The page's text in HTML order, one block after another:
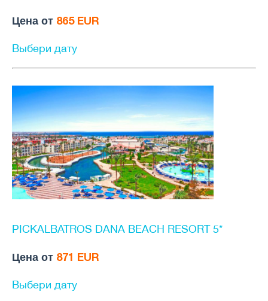
Цена от 865 EUR
Выбери дату
PICKALBATROS DANA BEACH RESORT 5*
Цена от 871 EUR
Выбери дату